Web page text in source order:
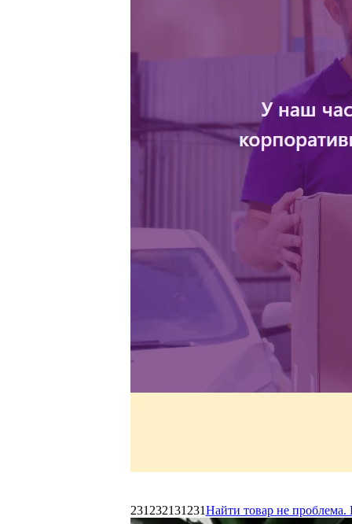
231232131231Найти товар не проблема.